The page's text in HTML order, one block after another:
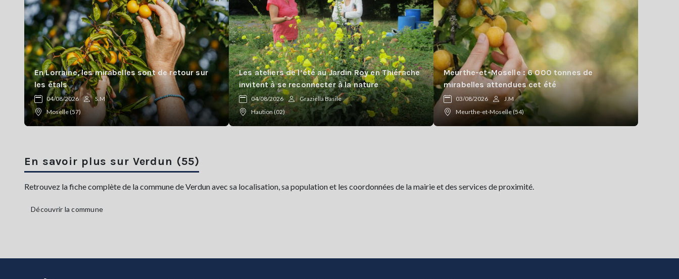
En Lorraine, les mirabelles sont de retour sur
les étals
04/08/2026
S.M
Moselle (57)
Les ateliers de l’été au Jardin Roy en Thiérache
invitent à se reconnecter à la nature
04/08/2026
Graziella Basile
Haution (02)
Meurthe-et-Moselle : 6 000 tonnes de
mirabelles attendues cet été
03/08/2026
J.M
Meurthe-et-Moselle (54)
En savoir plus sur Verdun (55)
Retrouvez la fiche complète de la commune de Verdun avec sa localisation, sa population et les coordonnées de la mairie et des services de proximité.
Découvrir la commune